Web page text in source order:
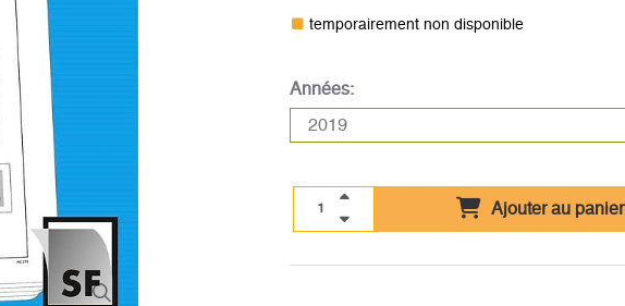
temporairement non disponible
Années:
Ajouter au panier